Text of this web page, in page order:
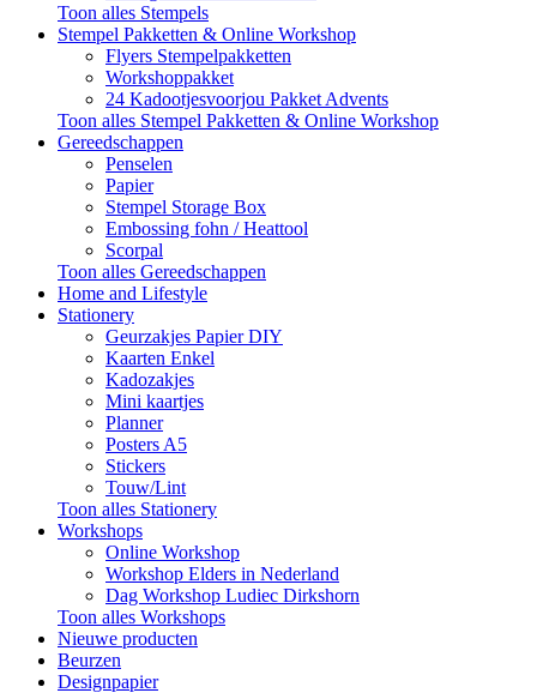
Toon alles Stempels
Stempel Pakketten & Online Workshop
Flyers Stempelpakketten
Workshoppakket
24 Kadootjesvoorjou Pakket Advents
Toon alles Stempel Pakketten & Online Workshop
Gereedschappen
Penselen
Papier
Stempel Storage Box
Embossing fohn / Heattool
Scorpal
Toon alles Gereedschappen
Home and Lifestyle
Stationery
Geurzakjes Papier DIY
Kaarten Enkel
Kadozakjes
Mini kaartjes
Planner
Posters A5
Stickers
Touw/Lint
Toon alles Stationery
Workshops
Online Workshop
Workshop Elders in Nederland
Dag Workshop Ludiec Dirkshorn
Toon alles Workshops
Nieuwe producten
Beurzen
Designpapier